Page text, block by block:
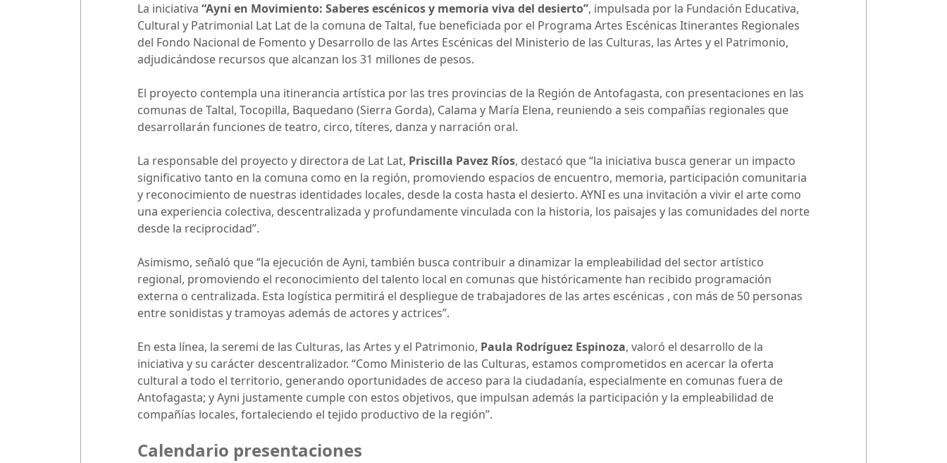
La iniciativa “Ayni en Movimiento: Saberes escénicos y memoria viva del desierto”, impulsada por la Fundación Educativa,
Cultural y Patrimonial Lat Lat de la comuna de Taltal, fue beneficiada por el Programa Artes Escénicas Itinerantes Regionales
del Fondo Nacional de Fomento y Desarrollo de las Artes Escénicas del Ministerio de las Culturas, las Artes y el Patrimonio,
adjudicándose recursos que alcanzan los 31 millones de pesos.
El proyecto contempla una itinerancia artística por las tres provincias de la Región de Antofagasta, con presentaciones en las
comunas de Taltal, Tocopilla, Baquedano (Sierra Gorda), Calama y María Elena, reuniendo a seis compañías regionales que
desarrollarán funciones de teatro, circo, títeres, danza y narración oral.
La responsable del proyecto y directora de Lat Lat, Priscilla Pavez Ríos, destacó que “la iniciativa busca generar un impacto
significativo tanto en la comuna como en la región, promoviendo espacios de encuentro, memoria, participación comunitaria
y reconocimiento de nuestras identidades locales, desde la costa hasta el desierto. AYNI es una invitación a vivir el arte como
una experiencia colectiva, descentralizada y profundamente vinculada con la historia, los paisajes y las comunidades del norte
desde la reciprocidad”.
Asimismo, señaló que “la ejecución de Ayni, también busca contribuir a dinamizar la empleabilidad del sector artístico
regional, promoviendo el reconocimiento del talento local en comunas que históricamente han recibido programación
externa o centralizada. Esta logística permitirá el despliegue de trabajadores de las artes escénicas , con más de 50 personas
entre sonidistas y tramoyas además de actores y actrices”.
En esta línea, la seremi de las Culturas, las Artes y el Patrimonio, Paula Rodríguez Espinoza, valoró el desarrollo de la
iniciativa y su carácter descentralizador. “Como Ministerio de las Culturas, estamos comprometidos en acercar la oferta
cultural a todo el territorio, generando oportunidades de acceso para la ciudadanía, especialmente en comunas fuera de
Antofagasta; y Ayni justamente cumple con estos objetivos, que impulsan además la participación y la empleabilidad de
compañías locales, fortaleciendo el tejido productivo de la región”.
Calendario presentaciones